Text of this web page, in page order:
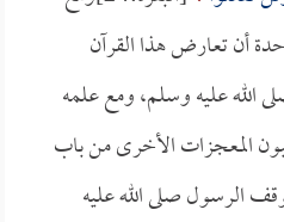
أن تعارض هذا القرآن
الله عليه وسلم، ومع علمه
المعجزات الأخرى من باب
الرسول صلى الله عليه